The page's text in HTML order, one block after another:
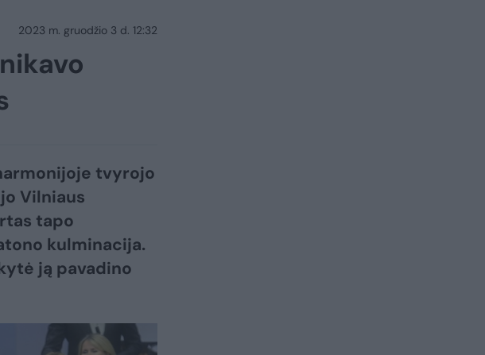
2023 m. gruodžio 3 d. 12:32
tvyrojo
Vilniaus
tapo
kulminacija.
ją pavadino